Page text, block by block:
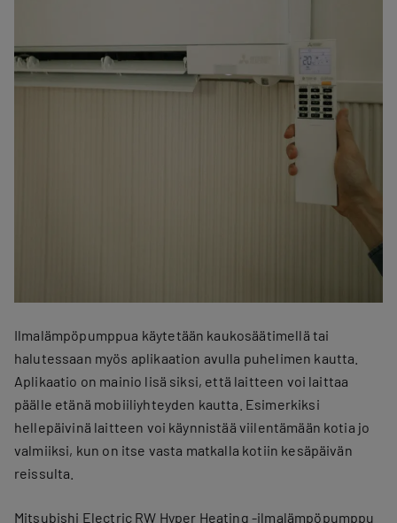
Ilmalämpöpumppua käytetään kaukosäätimellä tai
halutessaan myös aplikaation avulla puhelimen kautta.
Aplikaatio on mainio lisä siksi, että laitteen voi laittaa
päälle etänä mobiiliyhteyden kautta. Esimerkiksi
hellepäivinä laitteen voi käynnistää viilentämään kotia jo
valmiiksi, kun on itse vasta matkalla kotiin kesäpäivän
reissulta.
Mitsubishi Electric RW Hyper Heating -ilmalämpöpumppu